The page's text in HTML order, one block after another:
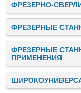
ФРЕЗЕРНО-
ФРЕЗЕРНЫЕ
ФРЕЗЕРНЫЕ
ПРИМЕНЕНИЯ